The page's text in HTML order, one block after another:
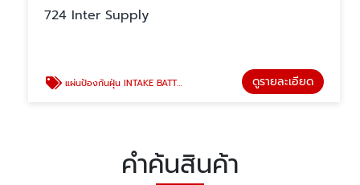
724 Inter Supply
แผ่นป้องกันฝุ่น INTAKE BATTERY FILTER ดูรายละเอียด
คำค้นสินค้า